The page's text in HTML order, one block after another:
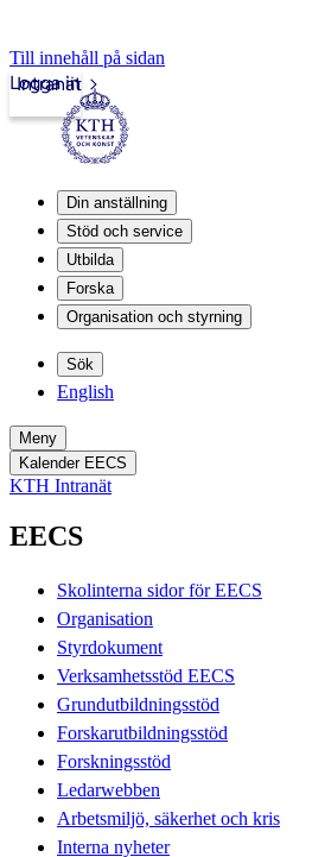
Till innehåll på sidan
Intranät
Logga in
Din anställning
Stöd och service
Utbilda
Forska
Organisation och styrning
Sök
English
Meny
Kalender EECS
KTH Intranät
EECS
Skolinterna sidor för EECS
Organisation
Styrdokument
Verksamhetsstöd EECS
Grundutbildningsstöd
Forskarutbildningsstöd
Forskningsstöd
Ledarwebben
Arbetsmiljö, säkerhet och kris
Interna nyheter